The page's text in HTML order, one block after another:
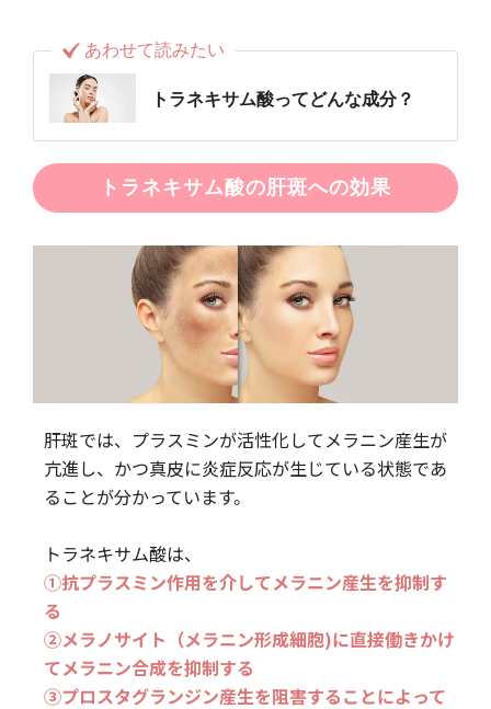
あわせて読みたい
トラネキサム酸ってどんな成分？
トラネキサム酸の肝斑への効果
肝斑では、プラスミンが活性化してメラニン産生が
亢進し、かつ真皮に炎症反応が生じている状態であ
ることが分かっています。
トラネキサム酸は、
①抗プラスミン作用を介してメラニン産生を抑制す
る
②メラノサイト（メラニン形成細胞)に直接働きかけ
てメラニン合成を抑制する
③プロスタグランジン産生を阻害することによって